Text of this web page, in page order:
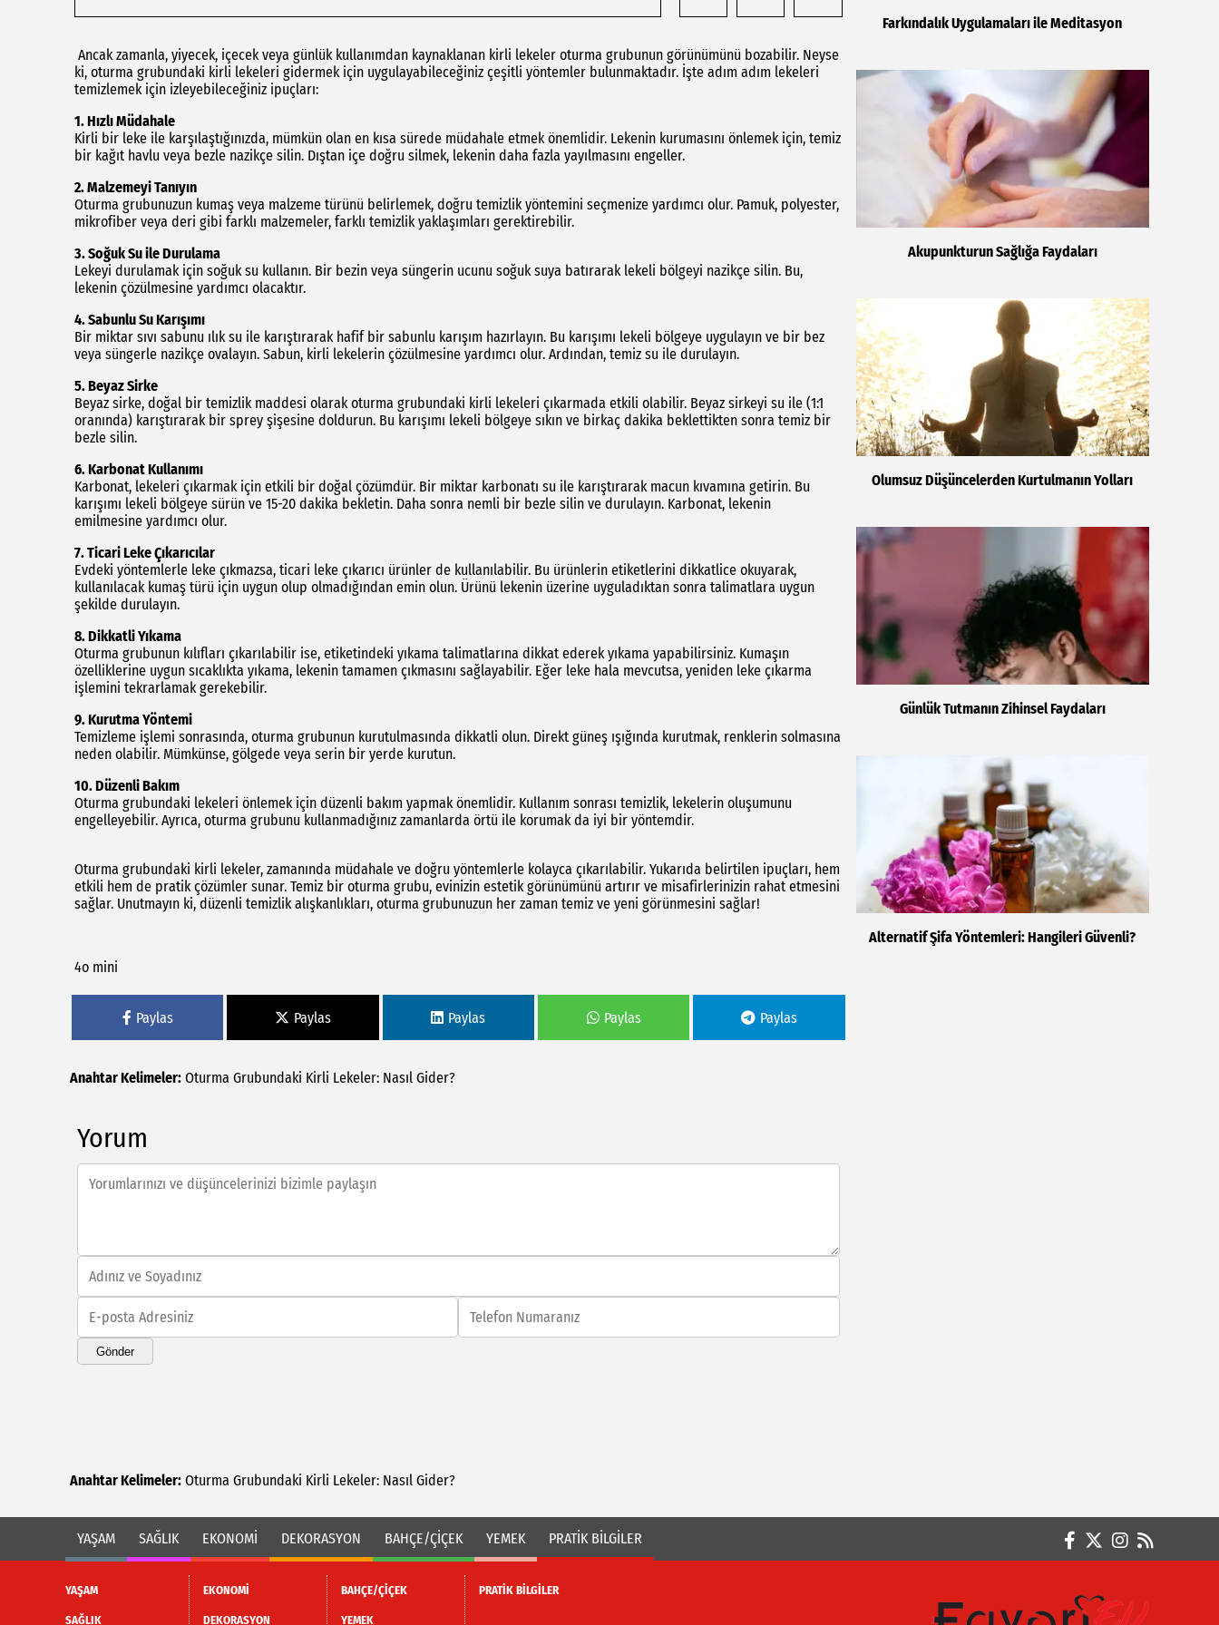
Ancak zamanla, yiyecek, içecek veya günlük kullanımdan kaynaklanan kirli lekeler oturma grubunun görünümünü bozabilir. Neyse
ki, oturma grubundaki kirli lekeleri gidermek için uygulayabileceğiniz çeşitli yöntemler bulunmaktadır. İşte adım adım lekeleri
temizlemek için izleyebileceğiniz ipuçları:
1. Hızlı Müdahale
Kirli bir leke ile karşılaştığınızda, mümkün olan en kısa sürede müdahale etmek önemlidir. Lekenin kurumasını önlemek için, temiz
bir kağıt havlu veya bezle nazikçe silin. Dıştan içe doğru silmek, lekenin daha fazla yayılmasını engeller.
2. Malzemeyi Tanıyın
Oturma grubunuzun kumaş veya malzeme türünü belirlemek, doğru temizlik yöntemini seçmenize yardımcı olur. Pamuk, polyester,
mikrofiber veya deri gibi farklı malzemeler, farklı temizlik yaklaşımları gerektirebilir.
3. Soğuk Su ile Durulama
Lekeyi durulamak için soğuk su kullanın. Bir bezin veya süngerin ucunu soğuk suya batırarak lekeli bölgeyi nazikçe silin. Bu,
lekenin çözülmesine yardımcı olacaktır.
4. Sabunlu Su Karışımı
Bir miktar sıvı sabunu ılık su ile karıştırarak hafif bir sabunlu karışım hazırlayın. Bu karışımı lekeli bölgeye uygulayın ve bir bez
veya süngerle nazikçe ovalayın. Sabun, kirli lekelerin çözülmesine yardımcı olur. Ardından, temiz su ile durulayın.
5. Beyaz Sirke
Beyaz sirke, doğal bir temizlik maddesi olarak oturma grubundaki kirli lekeleri çıkarmada etkili olabilir. Beyaz sirkeyi su ile (1:1
oranında) karıştırarak bir sprey şişesine doldurun. Bu karışımı lekeli bölgeye sıkın ve birkaç dakika beklettikten sonra temiz bir
bezle silin.
6. Karbonat Kullanımı
Karbonat, lekeleri çıkarmak için etkili bir doğal çözümdür. Bir miktar karbonatı su ile karıştırarak macun kıvamına getirin. Bu
karışımı lekeli bölgeye sürün ve 15-20 dakika bekletin. Daha sonra nemli bir bezle silin ve durulayın. Karbonat, lekenin
emilmesine yardımcı olur.
7. Ticari Leke Çıkarıcılar
Evdeki yöntemlerle leke çıkmazsa, ticari leke çıkarıcı ürünler de kullanılabilir. Bu ürünlerin etiketlerini dikkatlice okuyarak,
kullanılacak kumaş türü için uygun olup olmadığından emin olun. Ürünü lekenin üzerine uyguladıktan sonra talimatlara uygun
şekilde durulayın.
8. Dikkatli Yıkama
Oturma grubunun kılıfları çıkarılabilir ise, etiketindeki yıkama talimatlarına dikkat ederek yıkama yapabilirsiniz. Kumaşın
özelliklerine uygun sıcaklıkta yıkama, lekenin tamamen çıkmasını sağlayabilir. Eğer leke hala mevcutsa, yeniden leke çıkarma
işlemini tekrarlamak gerekebilir.
9. Kurutma Yöntemi
Temizleme işlemi sonrasında, oturma grubunun kurutulmasında dikkatli olun. Direkt güneş ışığında kurutmak, renklerin solmasına
neden olabilir. Mümkünse, gölgede veya serin bir yerde kurutun.
10. Düzenli Bakım
Oturma grubundaki lekeleri önlemek için düzenli bakım yapmak önemlidir. Kullanım sonrası temizlik, lekelerin oluşumunu
engelleyebilir. Ayrıca, oturma grubunu kullanmadığınız zamanlarda örtü ile korumak da iyi bir yöntemdir.
Oturma grubundaki kirli lekeler, zamanında müdahale ve doğru yöntemlerle kolayca çıkarılabilir. Yukarıda belirtilen ipuçları, hem
etkili hem de pratik çözümler sunar. Temiz bir oturma grubu, evinizin estetik görünümünü artırır ve misafirlerinizin rahat etmesini
sağlar. Unutmayın ki, düzenli temizlik alışkanlıkları, oturma grubunuzun her zaman temiz ve yeni görünmesini sağlar!
4o mini
Paylas Paylas Paylas Paylas Paylas
Anahtar Kelimeler: Oturma Grubundaki Kirli Lekeler: Nasıl Gider?
Yorum
Gönder
Anahtar Kelimeler: Oturma Grubundaki Kirli Lekeler: Nasıl Gider?
Farkındalık Uygulamaları ile Meditasyon
Akupunkturun Sağlığa Faydaları
Olumsuz Düşüncelerden Kurtulmanın Yolları
Günlük Tutmanın Zihinsel Faydaları
Alternatif Şifa Yöntemleri: Hangileri Güvenli?
YAŞAM SAĞLIK EKONOMİ DEKORASYON BAHÇE/ÇİÇEK YEMEK PRATİK BİLGİLER
YAŞAM
SAĞLIK
EKONOMİ
DEKORASYON
BAHÇE/ÇİÇEK
YEMEK
PRATİK BİLGİLER